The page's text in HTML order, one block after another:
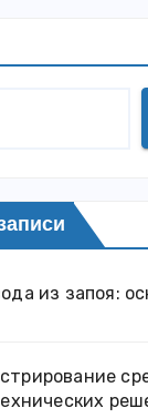
из запоя: